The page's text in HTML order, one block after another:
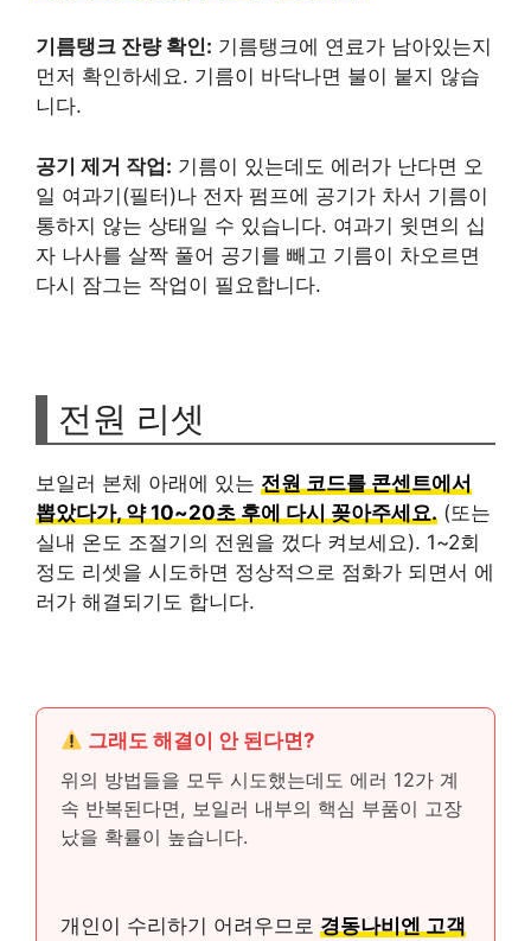
기름탱크 잔량 확인: 기름탱크에 연료가 남아있는지
먼저 확인하세요. 기름이 바닥나면 불이 붙지 않습
니다.
공기 제거 작업: 기름이 있는데도 에러가 난다면 오
일 여과기(필터)나 전자 펌프에 공기가 차서 기름이
통하지 않는 상태일 수 있습니다. 여과기 윗면의 십
자 나사를 살짝 풀어 공기를 빼고 기름이 차오르면
다시 잠그는 작업이 필요합니다.
전원 리셋
보일러 본체 아래에 있는 전원 코드를 콘센트에서
뽑았다가, 약 10~20초 후에 다시 꽂아주세요. (또는
실내 온도 조절기의 전원을 껐다 켜보세요). 1~2회
정도 리셋을 시도하면 정상적으로 점화가 되면서 에
러가 해결되기도 합니다.
그래도 해결이 안 된다면?
위의 방법들을 모두 시도했는데도 에러 12가 계
속 반복된다면, 보일러 내부의 핵심 부품이 고장
났을 확률이 높습니다.
개인이 수리하기 어려우므로 경동나비엔 고객